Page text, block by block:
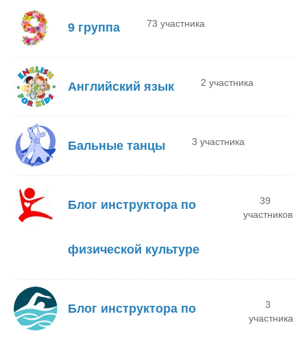
9 группа 73 участника
Английский язык 2 участника
Бальные танцы 3 участника
Блог инструктора по
физической культуре
39
участников
Блог инструктора по
3
участника